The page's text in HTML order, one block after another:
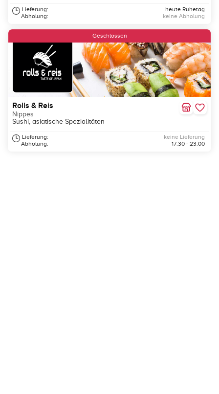
Lieferung:
Abholung:
heute Ruhetag
keine Abholung
Geschlossen
Rolls & Reis
Nippes
Sushi, asiatische Spezialitäten
Lieferung:
Abholung:
keine Lieferung
17:30 - 23:00